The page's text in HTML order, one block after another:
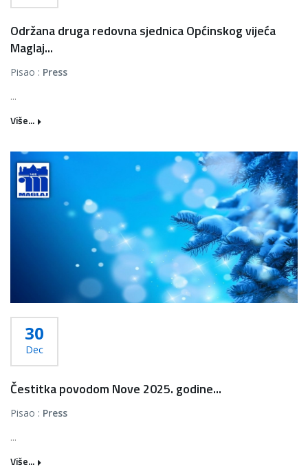
Održana druga redovna sjednica Općinskog vijeća
Maglaj...
Pisao : Press
...
Više...
30
Dec
Čestitka povodom Nove 2025. godine...
Pisao : Press
...
Više...